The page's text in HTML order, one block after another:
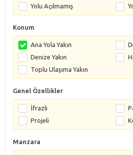
Yolu Açılmamış
Konum
Ana Yola Yakın
Denize Yakın
Toplu Ulaşıma Yakın
Genel Özellikler
İfrazlı
Projeli
Manzara